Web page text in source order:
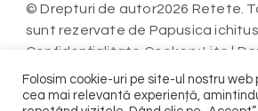
© Drepturi de autor2026 Retete.
sunt rezervate de Papusica
Confidențialitate Cookery Lite |
Blossom Themes. Propulsată de
Politica de Confidențialitate
Folosim cookie-uri pe site-ul nostru web
cea mai relevantă experiență,